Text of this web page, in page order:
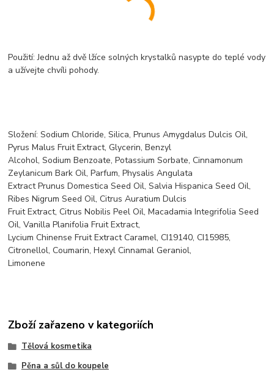
Použití: Jednu až dvě lžíce solných krystalků nasypte do teplé vody
a užívejte chvíli pohody.
Složení: Sodium Chloride, Silica, Prunus Amygdalus Dulcis Oil,
Pyrus Malus Fruit Extract, Glycerin, Benzyl
Alcohol, Sodium Benzoate, Potassium Sorbate, Cinnamonum
Zeylanicum Bark Oil, Parfum, Physalis Angulata
Extract Prunus Domestica Seed Oil, Salvia Hispanica Seed Oil,
Ribes Nigrum Seed Oil, Citrus Auratium Dulcis
Fruit Extract, Citrus Nobilis Peel Oil, Macadamia Integrifolia Seed
Oil, Vanilla Planifolia Fruit Extract,
Lycium Chinense Fruit Extract Caramel, CI19140, CI15985,
Citronellol, Coumarin, Hexyl Cinnamal Geraniol,
Limonene
Zboží zařazeno v kategoriích
Tělová kosmetika
Pěna a sůl do koupele